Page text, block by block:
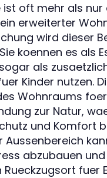
ist oft mehr als nur
erweiterter
wird dieser
koennen es als
als
Kinder nutzen.
Wohnraums
zur Natur,
und Komfort
abzubauen
fuer